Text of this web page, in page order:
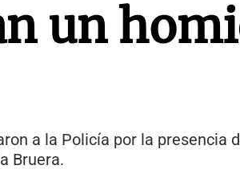
un
a la Policía por la presencia
Bruera.